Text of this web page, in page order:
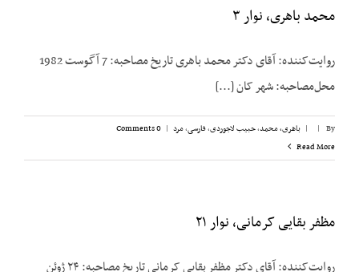
محمد باهری، نوار ۳
روایت‌کننده: آقای دکتر محمد باهری تاریخ مصاحبه: 7 آگوست 1982
محل‌مصاحبه: شهر کان [...]
By
|
| باهری، محمد,حبیب لاجوردی,فارسی,مرد |
0 Comments
Read More
مظفر بقایی کرمانی، نوار ۲۱
روایت‌کننده: آقای دکتر مظفر بقایی کرمانی تاریخ مصاحبه: ۲۴ ژوئن